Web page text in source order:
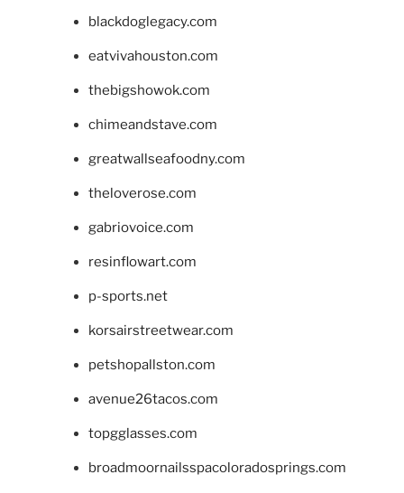
blackdoglegacy.com
eatvivahouston.com
thebigshowok.com
chimeandstave.com
greatwallseafoodny.com
theloverose.com
gabriovoice.com
resinflowart.com
p-sports.net
korsairstreetwear.com
petshopallston.com
avenue26tacos.com
topgglasses.com
broadmoornailsspacoloradosprings.com